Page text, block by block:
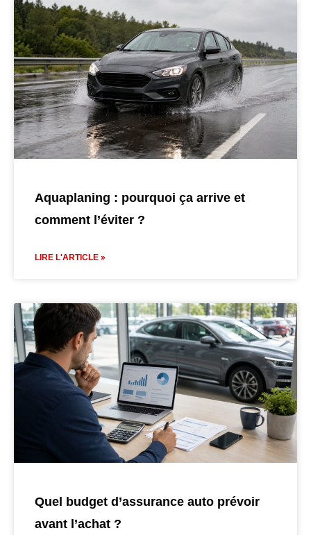
Aquaplaning : pourquoi ça arrive et
comment l’éviter ?
LIRE L'ARTICLE »
Quel budget d’assurance auto prévoir
avant l’achat ?